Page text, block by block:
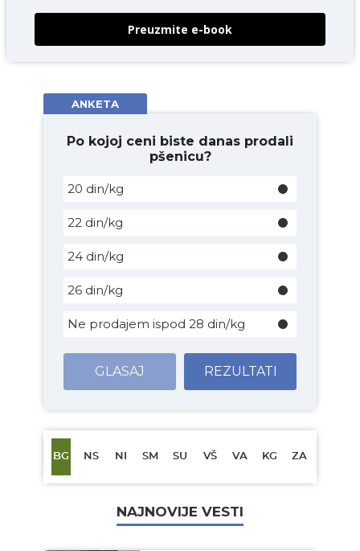
Preuzmite e-book
ANKETA
Po kojoj ceni biste danas prodali
pšenicu?
20 din/kg
22 din/kg
24 din/kg
26 din/kg
Ne prodajem ispod 28 din/kg
GLASAJ REZULTATI
BG NS NI SM SU VŠ VA KG ZA
NAJNOVIJE VESTI